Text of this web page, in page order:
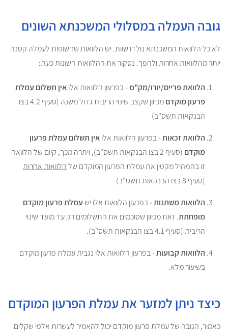
גובה העמלה במסלולי המשכנתא השונים
לא כל הלוואות המשכנתא נולדו שוות. יש הלוואות שחשופות לעמלה קטנה
יותר מהלוואות אחרות ולהפך. נסקור את ההלוואות השונות כעת:
הלוואת פריים/יורו/מק"מ - בפרעון הלוואות אלואין תשלום עמלת
פרעון מוקדם
מכיוון שקצב שינוי הריבית גדול משנה (סעיף 4.2 בצו
הבנקאות תשס"ב)
הלוואת זכאות- בפרעון הלוואות אלואין תשלום עמלת פרעון
מוקדם
(סעיף 2 בצו הבנקאות תשס"ב), ויתרה מכך, קיום של הלוואה
זו בתמהיל מקטין את עמלת הפרעון המוקדם שלהלוואות אחרות
(סעיף 8 בצו הבנקאות תשס"ב)
הלוואות משתנות- בפרעון הלוואות אלו יש עמלת פרעון מוקדם
מופחתת. זאת מכיוון שסוכמים את התשלומים רק עד מועד שינוי
הריבית (סעיף 4.1 בצו הבנקאות תשס"ב).
הלוואות קבועות- בפרעון הלוואות אלו נגבית עמלת פרעון מוקדם
בשיעור מלא.
כיצד ניתן למזער את עמלת הפרעון המוקדם
כאמור, הגובה של עמלת פרעון מוקדם יכול להאמיר לעשרות אלפי שקלים